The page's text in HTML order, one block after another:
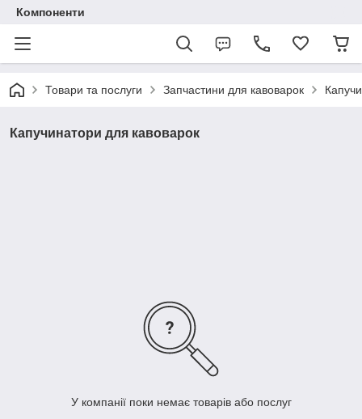
Компоненти
Товари та послуги Запчастини для кавоварок
Капучинатори для кавоварок
У компанії поки немає товарів або послуг